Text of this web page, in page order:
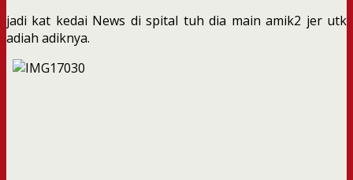
jadi kat kedai News di spital tuh dia main amik2 jer utk
adiah adiknya.